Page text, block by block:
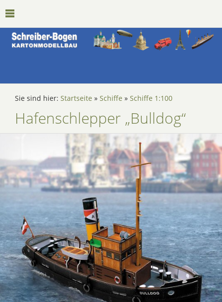
Sie sind hier: Startseite » Schiffe » Schiffe 1:100
Hafenschlepper „Bulldog“